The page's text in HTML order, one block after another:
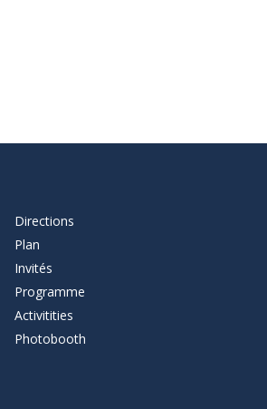
Directions
Plan
Invités
Programme
Activitities
Photobooth